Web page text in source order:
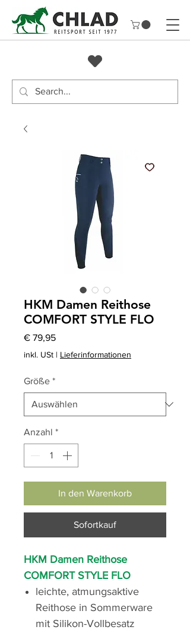
HKM Damen Reithose
COMFORT STYLE FLO
€ 79,95Preis
inkl. USt | Lieferinformationen
Größe *
Anzahl *
In den Warenkorb
Sofortkauf
HKM Damen Reithose
COMFORT STYLE FLO
leichte, atmungsaktive
Reithose in Sommerware
mit Silikon-Vollbesatz